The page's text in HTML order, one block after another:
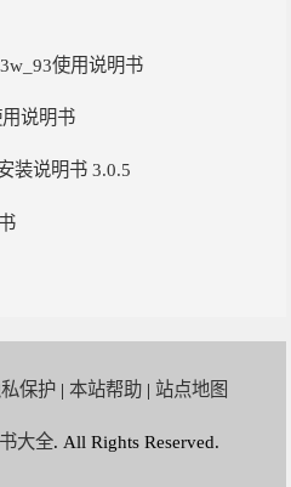
使用说明书
说明书
装说明书 3.0.5
私保护 | 本站帮助 | 站点地图
大全. All Rights Reserved.